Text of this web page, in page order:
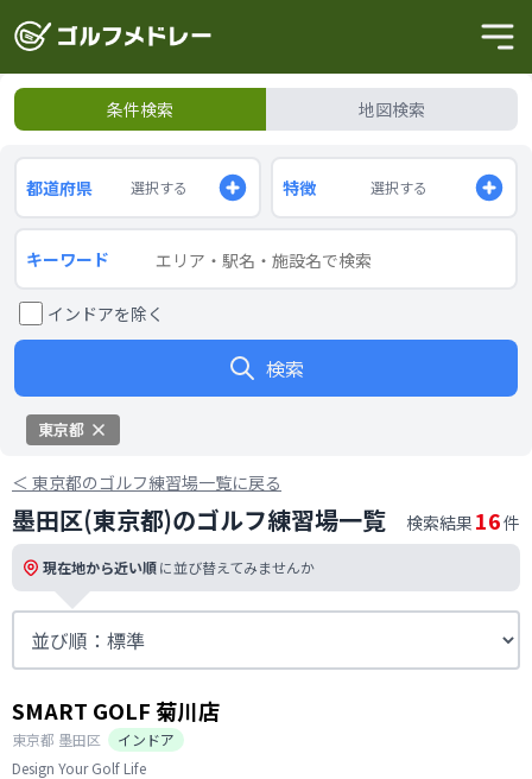
条件検索 地図検索
都道府県 選択する 特徴 選択する
キーワード
インドアを除く
検索
東京都
＜ 東京都のゴルフ練習場一覧に戻る
墨田区(東京都)のゴルフ練習場一覧 検索結果 16件
現在地から近い順に並び替えてみませんか
SMART GOLF 菊川店
東京都 墨田区
インドア
Design Your Golf Life